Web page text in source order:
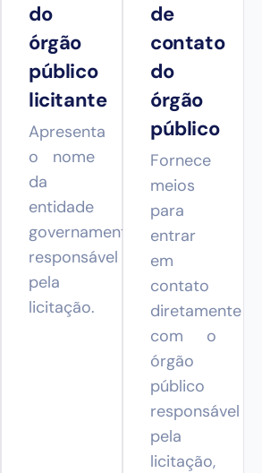
do
órgão
público
licitante
Apresenta
o nome
da
entidade
governamental
responsável
pela
licitação.
de
contato
do
órgão
público
Fornece
meios
para
entrar
em
contato
diretamente
com o
órgão
público
responsável
pela
licitação,